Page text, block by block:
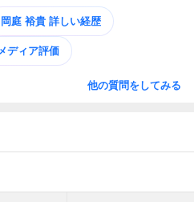
岡庭 裕貴 詳しい経歴
ディア評価
他の質問をしてみる